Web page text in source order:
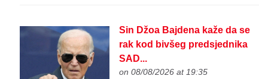
Sin Džoa Bajdena kaže da se
rak kod bivšeg predsjednika
SAD...
on 08/08/2026 at 19:35